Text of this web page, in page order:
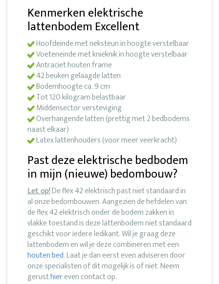
Kenmerken elektrische
lattenbodem Excellent
Hoofdeinde met neksteun in hoogte verstelbaar
Voeteneinde met knieknik in hoogte verstelbaar
Antraciet houten frame
42 beuken gelaagde latten
Bodemhoogte ca. 9 cm
Tot 120 kilogram belastbaar
Middensector versteviging
Overhangende latten (prettig met 2 bedbodems
naast elkaar)
Latex lattenhouders (voor meer veerkracht)
Past deze elektrische bedbodem
in mijn (nieuwe) bedombouw?
Let op!De flex 42 elektrisch past niet standaard in
al onze bedombouwen. Aangezien de hefdelen van
de flex 42 elektrisch onder de bodem zakken in
vlakke toestand is deze lattenbodem niet standaard
geschikt voor iedere ledikant. Wil je graag deze
lattenbodem en wil je deze combineren met een
houten bed. Laat je dan eerst even adviseren door
onze specialisten of dit mogelijk is of niet. Neem
gerusthiereven contact op.